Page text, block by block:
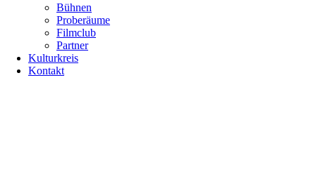
Bühnen
Proberäume
Filmclub
Partner
Kulturkreis
Kontakt